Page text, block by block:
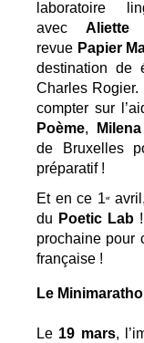
laboratoire
avec Aliette
revue Papier
destination de
Charles Rogier.
compter sur
Poème,
de Bruxelles
préparatif !
Et en ce 1er
du Poetic Lab
prochaine pour
française !
Le
Le 19 mars, l’